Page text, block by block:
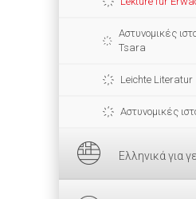
Αστυνομικές
Tsara
Leichte Literatur
Αστυνομικές
Ελληνικά για